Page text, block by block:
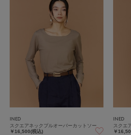
INED
スクエアネックプルオーバーカットソー
￥16,500(税込)
INED
スクエ
￥